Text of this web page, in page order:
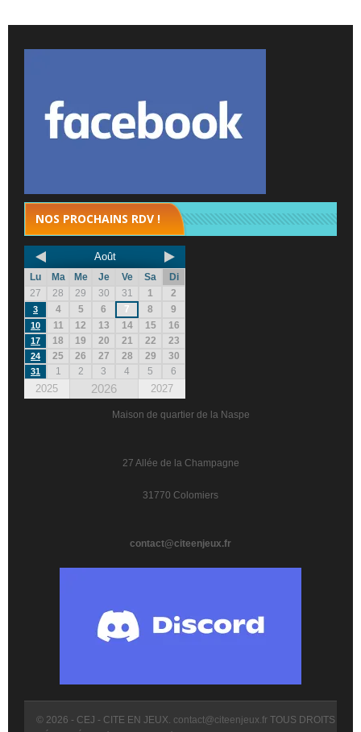
NOS PROCHAINS RDV !
Août
Lu Ma Me Je Ve Sa
Di
27
28 29 30 31 1 2
3 4 5 6 7 8 9
10 11 12 13 14 15 16
17 18 19 20 21 22 23
24 25 26 27 28 29 30
31 1 2 3 4 5 6
2025 2026 2027
Maison de quartier de la Naspe
27 Allée de la Champagne
31770 Colomiers
contact@citeenjeux.fr
© 2026 - CEJ - CITE EN JEUX. contact@citeenjeux.fr TOUS DROITS